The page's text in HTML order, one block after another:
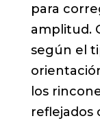
para
amplitud.
según el
los
reflejados